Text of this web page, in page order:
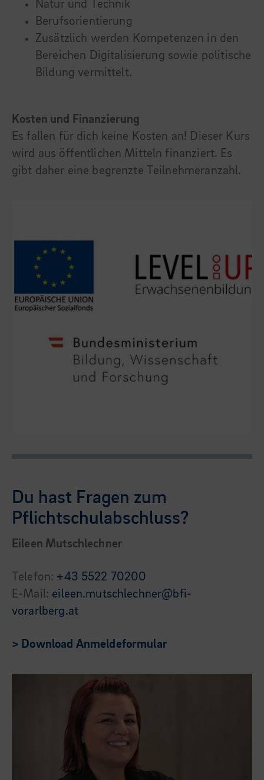
Natur und Technik
Berufsorientierung
Zusätzlich werden Kompetenzen in den
Bereichen Digitalisierung sowie politische
Bildung vermittelt.
Kosten und Finanzierung
Es fallen für dich keine Kosten an! Dieser Kurs
wird aus öffentlichen Mitteln finanziert. Es
gibt daher eine begrenzte Teilnehmeranzahl.
Du hast Fragen zum
Pflichtschulabschluss?
Eileen Mutschlechner
Telefon: +43 5522 70200
E-Mail: eileen.mutschlechner@bfi-
vorarlberg.at
> Download Anmeldeformular